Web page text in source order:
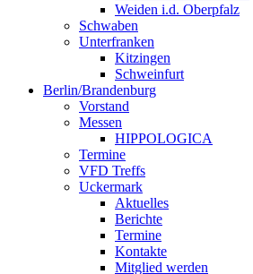
Weiden i.d. Oberpfalz
Schwaben
Unterfranken
Kitzingen
Schweinfurt
Berlin/Brandenburg
Vorstand
Messen
HIPPOLOGICA
Termine
VFD Treffs
Uckermark
Aktuelles
Berichte
Termine
Kontakte
Mitglied werden